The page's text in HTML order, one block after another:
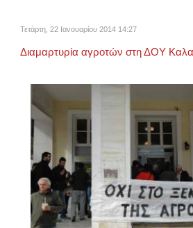
Τετάρτη, 22 Ιανουαρίου 2014 14:27
Διαμαρτυρία αγροτών στη ΔΟΥ